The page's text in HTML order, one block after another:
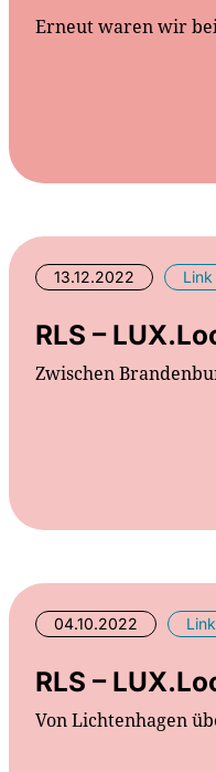
Erneut waren wir bei
13.12.2022 Link
RLS –
Zwischen
04.10.2022 Link
RLS –
Von Lichtenhagen